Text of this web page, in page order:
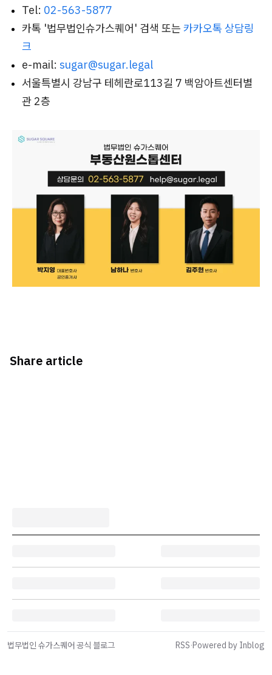
Tel: 02-563-5877
카톡 '법무법인슈가스퀘어' 검색 또는 카카오톡 상담링
크
e-mail: sugar@sugar.legal
서울특별시 강남구 테헤란로113길 7 백암아트센터별
관 2층
Share article
법무법인 슈가스퀘어 공식 블로그 RSS·Powered by Inblog